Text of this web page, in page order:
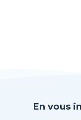
En vous